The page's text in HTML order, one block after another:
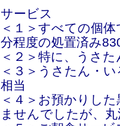
サービス
＜１＞すべての個
分程度の処置済み
＜２＞特に、うさ
＜３＞うさたん・
相当
＜４＞お預かりし
ませんでしたが、